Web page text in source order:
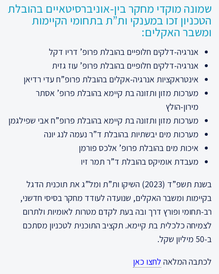
שמונה מוקדי מחקר בין-אוניברסיטאיים בהובלת
הטכניון זכו במענקי ות”ת בתחומי הקיימות
ומשבר האקלים:
אנרגיה-דלקים חלופיים בהובלת פרופ’ דריו דקל
אנרגיה-דלקים חלופיים בהובלת פרופ’ עוז גזית
אינטראקציות אנרגיה-אקלים בהובלת פרופ”ח עדי רדיאן
מערכות מזון ותזונה בת קיימא בהובלת פרופ’ אסתר
מירון-הולץ
מערכות מזון ותזונה בת קיימא בהובלת פרופ”ח אבי שפילגמן
מערכות מים יבשתיות בהובלת ד”ר נעמה לנג יונה
איכות מים בהובלת פרופ’ אלכס פורמן
מעבדת אומיקס בהובלת ד”ר תמר זיו
בשנת תשפ”ד (2023) השיקו ות”ת ומל”ג את תוכנית הדגל
בקיימות ומשבר האקלים, שנועדה לעודד מחקר בסיסי חדשני,
רב-תחומי ופורץ דרך ובה בעת לקדם מטרות לאומיות ולתרום
לצמיחה כלכלית בת קיימא. תקציב התוכנית לטכניון מסתכם
ב-50 מיליון שקל.
לכתבה המלאה לחצו כאן